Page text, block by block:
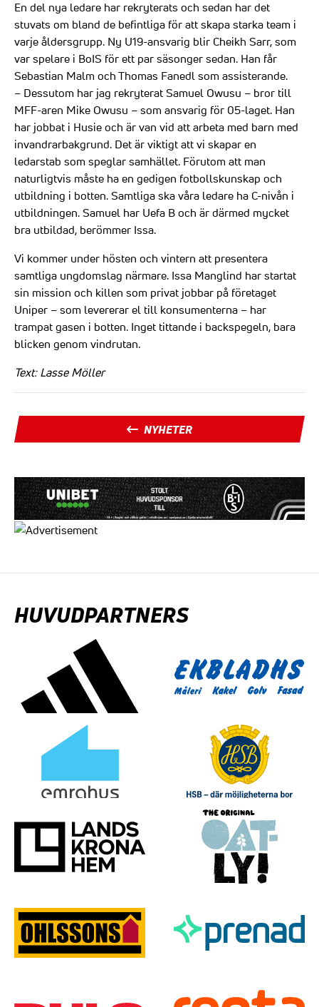
En del nya ledare har rekryterats och sedan har det
stuvats om bland de befintliga för att skapa starka team i
varje åldersgrupp. Ny U19-ansvarig blir Cheikh Sarr, som
var spelare i BoIS för ett par säsonger sedan. Han får
Sebastian Malm och Thomas Fanedl som assisterande.
– Dessutom har jag rekryterat Samuel Owusu – bror till
MFF-aren Mike Owusu – som ansvarig för 05-laget. Han
har jobbat i Husie och är van vid att arbeta med barn med
invandrarbakgrund. Det är viktigt att vi skapar en
ledarstab som speglar samhället. Förutom att man
naturligtvis måste ha en gedigen fotbollskunskap och
utbildning i botten. Samtliga ska våra ledare ha C-nivån i
utbildningen. Samuel har Uefa B och är därmed mycket
bra utbildad, berömmer Issa.
Vi kommer under hösten och vintern att presentera
samtliga ungdomslag närmare. Issa Manglind har startat
sin mission och killen som privat jobbar på företaget
Uniper – som levererar el till konsumenterna – har
trampat gasen i botten. Inget tittande i backspegeln, bara
blicken genom vindrutan.
Text: Lasse Möller
NYHETER
HUVUDPARTNERS